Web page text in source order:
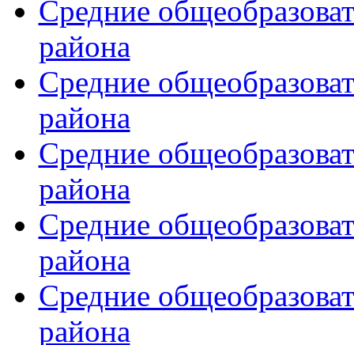
Средние
района
Средние
района
Средние
района
Средние
района
Средние
района